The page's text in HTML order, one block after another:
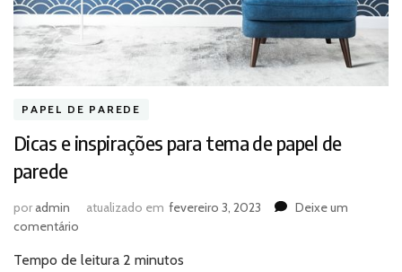
PAPEL DE PAREDE
Dicas e inspirações para tema de papel de
parede
poradmin atualizado em fevereiro 3, 2023
Deixe um
comentário
e
Tempo de leitura 2 minutos